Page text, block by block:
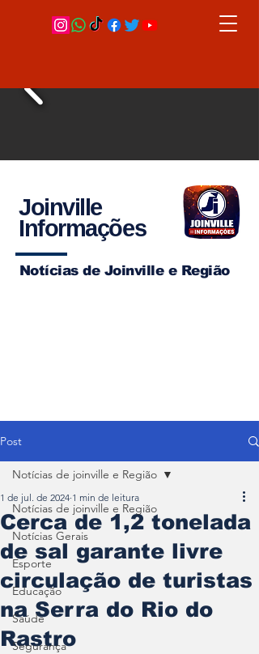
Joinville
Informações
Notícias de Joinville e Região
Post
Notícias de joinville e Região
Notícias Gerais
Esporte
Educação
Saúde
Segurança
Notícias de joinville e Região
Cerca de 1,2 tonelada
de sal garante livre
circulação de turistas
na Serra do Rio do
Rastro
1 de jul. de 2024 1 min de leitura